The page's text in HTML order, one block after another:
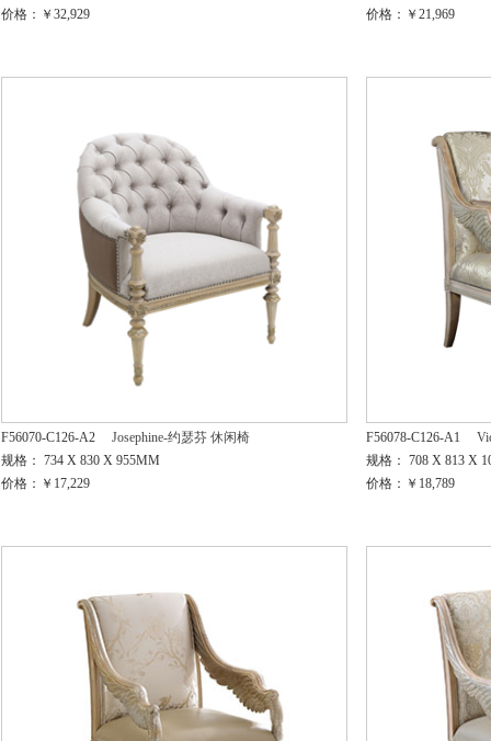
价格：￥32,929
价格：￥21,969
F56070-C126-A2
Josephine-约瑟芬 休闲椅
规格： 734 X 830 X 955MM
价格：￥17,229
F56078-C126-A1
规格： 708 X 813 X
价格：￥18,789